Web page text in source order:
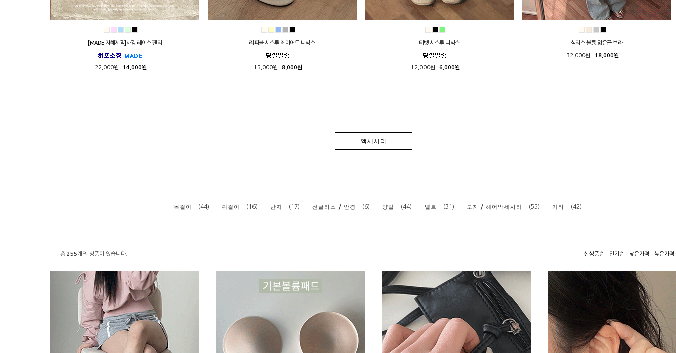
[MADE:자체제작]새깅 레이스 팬티
22,000원 14,000원
리퍼블 시스루 레이어드 니삭스
15,000원 8,000원
티벳 시스루 니삭스
12,000원 6,000원
심리스 볼륨 얇은끈 브라
32,000원 18,000원
액세서리
목걸이 (44) 귀걸이 (16) 반지 (17) 선글라스 / 안경 (6) 양말 (44) 벨트 (31) 모자 / 헤어악세사리 (55) 기타 (42)
총 255개의 상품이 있습니다. 신상품순 인기순 낮은가격 높은가격